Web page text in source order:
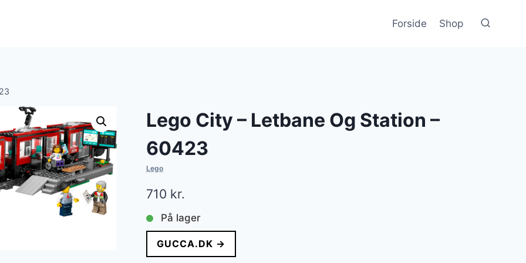
Forside Shop
Lego City – Letbane Og Station –
60423
Lego
710 kr.
På lager
GUCCA.DK →